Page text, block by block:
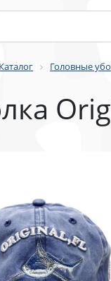
Каталог Головные